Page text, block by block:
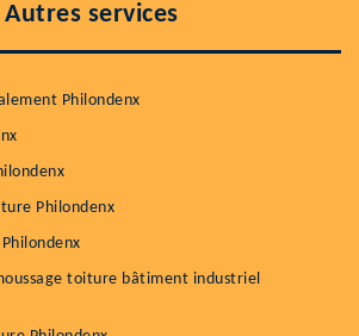
Autres services
Philondenx
Philondenx
toiture bâtiment industriel
toiture, c'est préserver sa
durabilité
d'expérience en couverture et facade